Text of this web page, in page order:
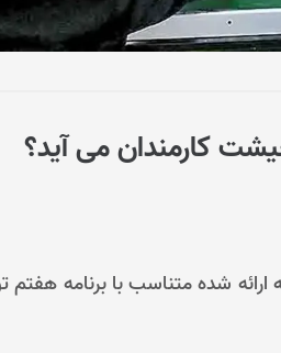
کارمندان می آید؟
اقتصاد 100 می گوید: بودجه ارائه شده متناسب